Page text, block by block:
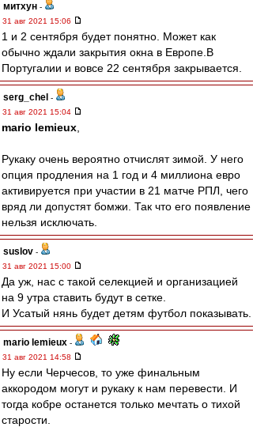
митхун -
31 авг 2021 15:06
1 и 2 сентября будет понятно. Может как
обычно ждали закрытия окна в Европе.В
Португалии и вовсе 22 сентября закрывается.
serg_chel -
31 авг 2021 15:04
mario lemieux
Рукаку очень вероятно отчислят зимой. У него
опция продления на 1 год и 4 миллиона евро
активируется при участии в 21 матче РПЛ, чего
вряд ли допустят бомжи. Так что его появление
нельзя исключать.
suslov -
31 авг 2021 15:00
Да уж, нас с такой селекцией и организацией
на 9 утра ставить будут в сетке.
И Усатый нянь будет детям футбол показывать.
mario lemieux -
31 авг 2021 14:58
Ну если Черчесов, то уже финальным
аккородом могут и рукаку к нам перевести. И
тогда кобре останется только мечтать о тихой
старости.